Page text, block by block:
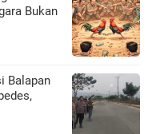
Bukan
Balapan